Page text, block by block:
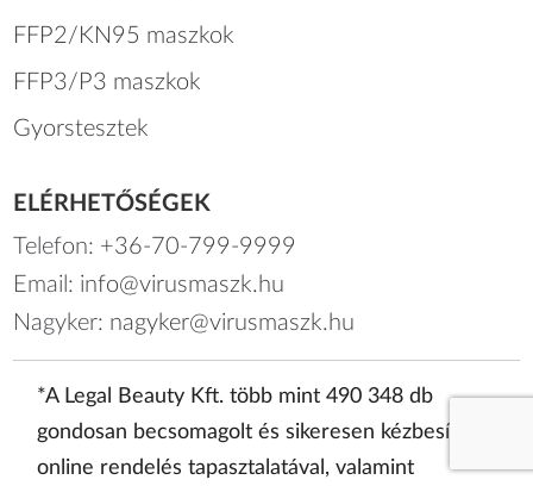
FFP2/KN95 maszkok
FFP3/P3 maszkok
Gyorstesztek
ELÉRHETŐSÉGEK
Telefon: +36-70-799-9999
Email: info@virusmaszk.hu
Nagyker: nagyker@virusmaszk.hu
*A Legal Beauty Kft. több mint 490 348 db
gondosan becsomagolt és sikeresen kézbesített
online rendelés tapasztalatával, valamint